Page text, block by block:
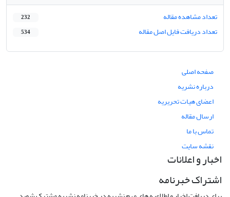
تعداد مشاهده مقاله 232
تعداد دریافت فایل اصل مقاله 534
صفحه اصلی
درباره نشریه
اعضای هیات تحریریه
ارسال مقاله
تماس با ما
نقشه سایت
اخبار و اعلانات
اشتراک خبرنامه